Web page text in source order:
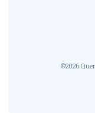
©2026